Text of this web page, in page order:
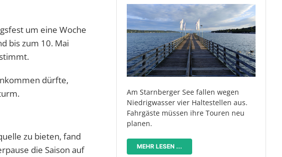
um eine Woche
bis zum 10. Mai
dürfte,
zu bieten, fand
die Saison auf
Am Starnberger See fallen wegen
Niedrigwasser vier Haltestellen aus.
Fahrgäste müssen ihre Touren neu
planen.
MEHR LESEN ...